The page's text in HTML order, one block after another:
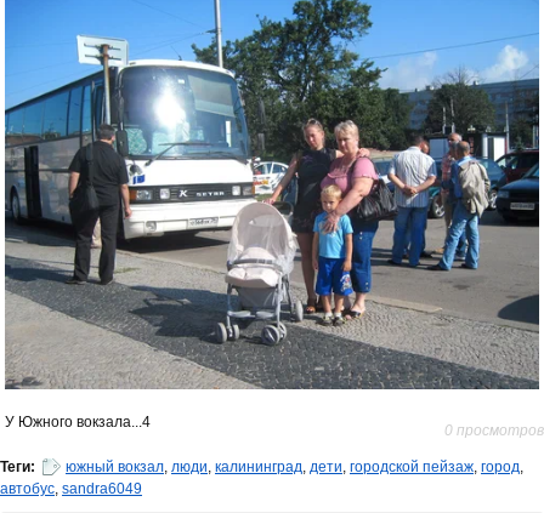
У Южного вокзала...4 0 просмотров
Теги: южный вокзал, люди, калининград, дети, городской пейзаж, город,
автобус, sandra6049